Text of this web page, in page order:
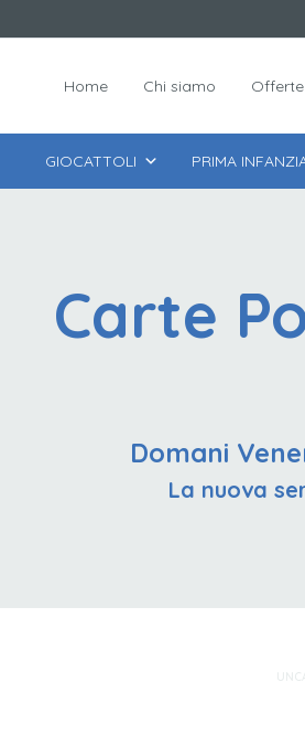
Home Chi siamo Offerte
GIOCATTOLI PRIMA
Carte
Domani
La nuova